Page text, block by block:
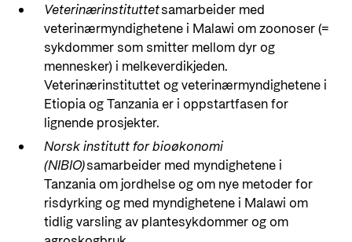
Veterinærinstituttetsamarbeider med
veterinærmyndighetene i Malawi om zoonoser (=
sykdommer som smitter mellom dyr og
mennesker) i melkeverdikjeden.
Veterinærinstituttet og veterinærmyndighetene i
Etiopia og Tanzania er i oppstartfasen for
lignende prosjekter.
Norsk institutt for bioøkonomi
(NIBIO)samarbeider med myndighetene i
Tanzania om jordhelse og om nye metoder for
risdyrking og med myndighetene i Malawi om
tidlig varsling av plantesykdommer og om